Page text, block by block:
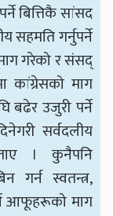
बित्तिकै सांसद
सहमति गर्नुपर्ने
गरेको र संसद्
कांग्रेसको माग
बढेर उजुरी पर्ने
सर्वदलीय
। कुनैपनि
गर्न स्वतन्त्र,
आफूहरूको माग